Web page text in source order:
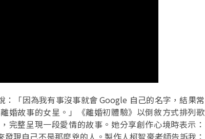
「因為我有事沒事就會 Google 自己的名字，結果常
婚故事的女星。」《離婚初體驗》以倒敘方式排列歌
完整呈現一段愛情的故事。她分享創作心境時表示：
現自己不是那麼兇的人。製作人柯智豪老師告訴我：